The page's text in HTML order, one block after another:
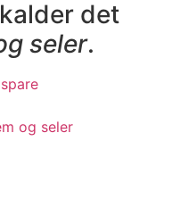
det
seler.